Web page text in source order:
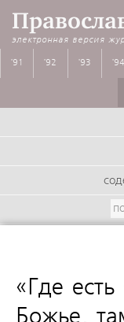
электронная версия
'91 '92 '93 '94
«Где